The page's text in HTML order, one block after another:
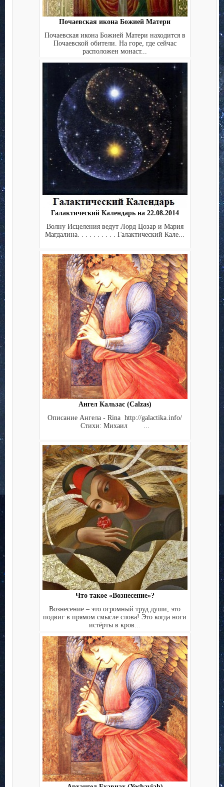
Почаевская икона Божией Матери
Почаевская икона Божией Матери находится в
Почаевской обители. На горе, где сейчас
расположен монаст...
Галактический Календарь на 22.08.2014
Волну Исцеления ведут Лорд Цозар и Мария
Магдалина. . . . . . . . . . Галактический Кале...
Ангел Кальзас (Calzas)
Описание Ангела - Rina http://galactika.info/
Стихи: Михаил ...
Что такое «Вознесение»?
Вознесение – это огромный труд души, это
подвиг в прямом смысле слова! Это когда ноги
истёрты в кров...